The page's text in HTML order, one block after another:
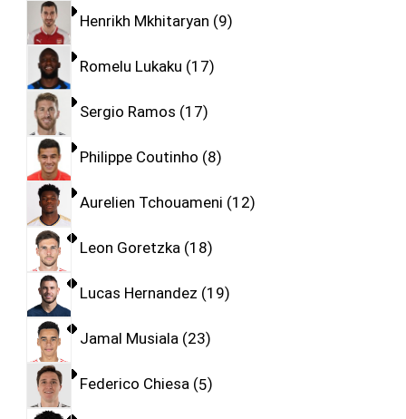
Henrikh Mkhitaryan 9
Romelu Lukaku 17
Sergio Ramos 17
Philippe Coutinho 8
Aurelien Tchouameni 12
Leon Goretzka 18
Lucas Hernandez 19
Jamal Musiala 23
Federico Chiesa 5